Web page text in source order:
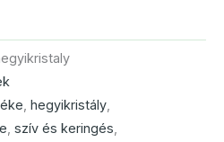
hegyikristály
szív és keringés